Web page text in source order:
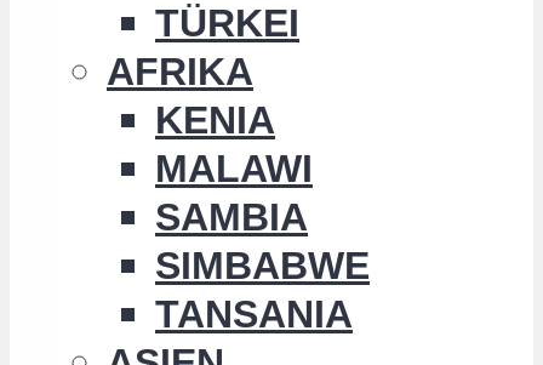
TÜRKEI
AFRIKA
KENIA
MALAWI
SAMBIA
SIMBABWE
TANSANIA